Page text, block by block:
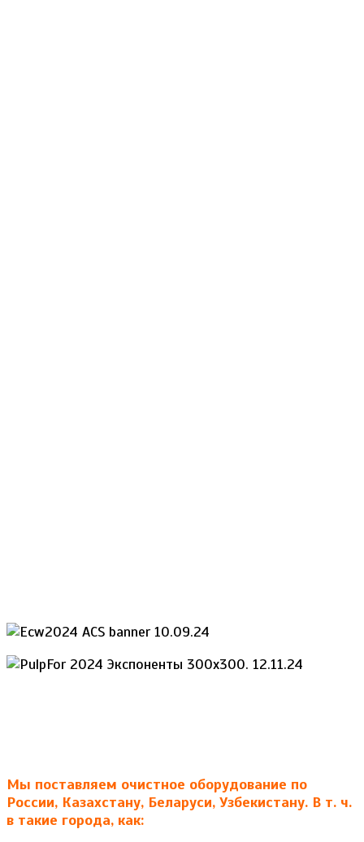
Мы поставляем очистное оборудование по
России, Казахстану, Беларуси, Узбекистану. В т. ч.
в такие города, как: